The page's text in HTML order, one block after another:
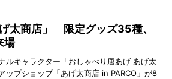
太商店」 限定グッズ35種、
場
ルキャラクター「おしゃべり唐あげ あげ太
ップショップ「あげ太商店 in PARCO」が8